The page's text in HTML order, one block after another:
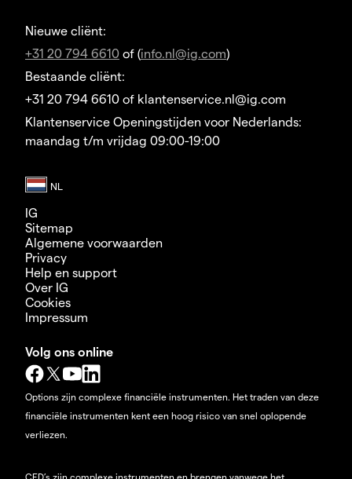
Nieuwe cliënt:
+31 20 794 6610 of (info.nl@ig.com)
Bestaande cliënt:
+31 20 794 6610 of klantenservice.nl@ig.com
Klantenservice Openingstijden voor Nederlands:
maandag t/m vrijdag 09:00-19:00
IG
Sitemap
Algemene voorwaarden
Privacy
Help en support
Over IG
Cookies
Impressum
Volg ons online
Options zijn complexe financiële instrumenten. Het traden van deze
financiële instrumenten kent een hoog risico van snel oplopende
verliezen.